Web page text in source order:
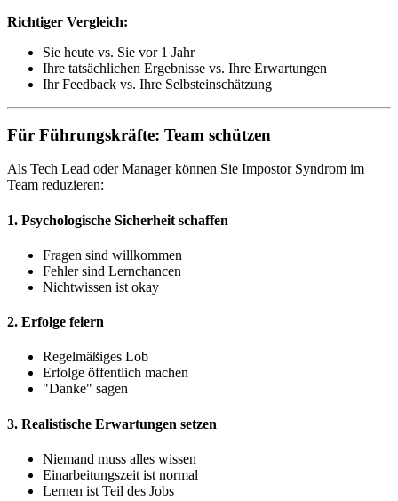
Richtiger Vergleich:
Sie heute vs. Sie vor 1 Jahr
Ihre tatsächlichen Ergebnisse vs. Ihre Erwartungen
Ihr Feedback vs. Ihre Selbsteinschätzung
Für Führungskräfte: Team schützen
Als Tech Lead oder Manager können Sie Impostor Syndrom im
Team reduzieren:
1. Psychologische Sicherheit schaffen
Fragen sind willkommen
Fehler sind Lernchancen
Nichtwissen ist okay
2. Erfolge feiern
Regelmäßiges Lob
Erfolge öffentlich machen
"Danke" sagen
3. Realistische Erwartungen setzen
Niemand muss alles wissen
Einarbeitungszeit ist normal
Lernen ist Teil des Jobs